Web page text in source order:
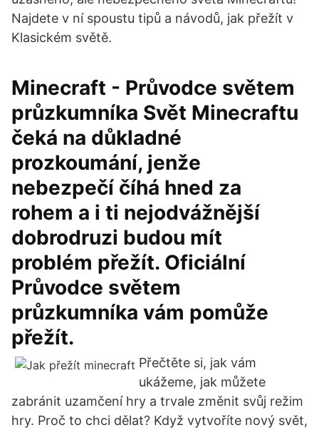
Najdete v ní spoustu tipů a návodů, jak přežít v
Klasickém světě.
Minecraft - Průvodce světem
průzkumníka Svět Minecraftu
čeká na důkladné
prozkoumání, jenže
nebezpečí číhá hned za
rohem a i ti nejodvážnější
dobrodruzi budou mít
problém přežít. Oficiální
Průvodce světem
průzkumníka vám pomůže
přežít.
Přečtěte si, jak vám
ukážeme, jak můžete
zabránit uzamčení hry a trvale změnit svůj režim
hry. Proč to chci dělat? Když vytvoříte nový svět,